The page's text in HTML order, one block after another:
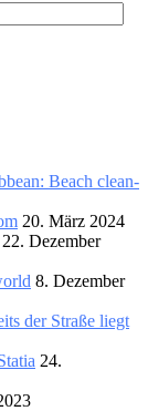
Beach clean-
20. März 2024
22. Dezember
8. Dezember
der Straße liegt
24.